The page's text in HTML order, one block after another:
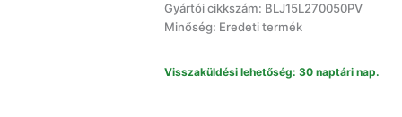
Gyártói cikkszám: BLJ15L270050PV
Minőség: Eredeti termék
Visszaküldési lehetőség: 30 naptári nap.